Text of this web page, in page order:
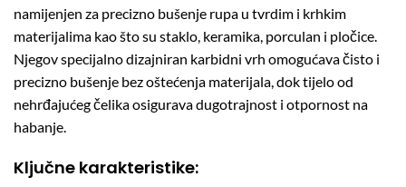
namijenjen za precizno bušenje rupa u tvrdim i krhkim
materijalima kao što su staklo, keramika, porculan i pločice.
Njegov specijalno dizajniran karbidni vrh omogućava čisto i
precizno bušenje bez oštećenja materijala, dok tijelo od
nehrđajućeg čelika osigurava dugotrajnost i otpornost na
habanje.
Ključne karakteristike: